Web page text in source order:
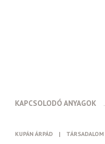
KAPCSOLODÓ ANYAGOK
KUPÁN ÁRPÁD | TÁRSADALOM